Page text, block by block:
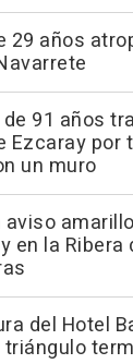
29 años
91 años
Ezcaray por
un muro
aviso
en la Ribera
del Hotel